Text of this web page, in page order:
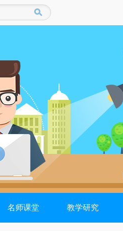
名师课堂 教学研究